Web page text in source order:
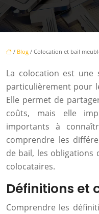
/ Blog / Colocation et bail
La colocation est une
particulièrement pour
Elle permet de
coûts, mais elle
importants à
comprendre les
de bail, les
colocataires.
Définitions et
Comprendre les